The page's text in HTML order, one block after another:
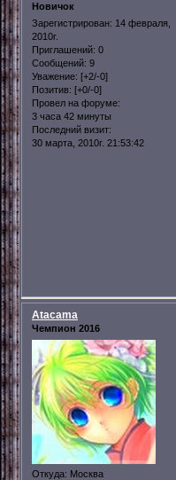
Новичок
Зарегистрирован: 14 февраля,
2010г.
Приглашений: 0
Сообщений: 9
Уважение: [+2/-0]
Позитив: [+0/-0]
Провел на форуме:
3 часа 42 минуты
Последний визит:
30 марта, 2010г. 21:53:42
Atacama
Чемпион 2016
Откуда: Москва